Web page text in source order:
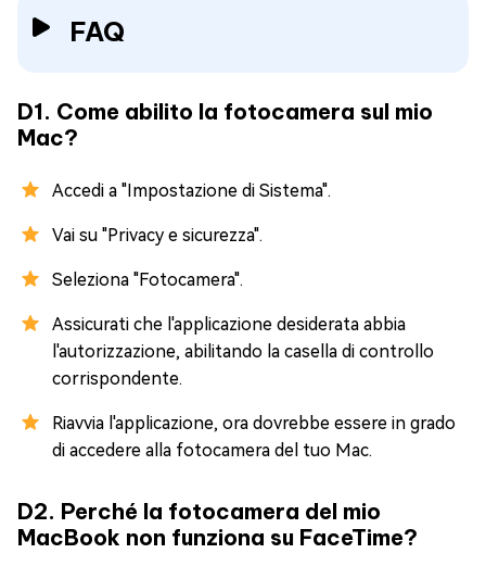
FAQ
D1. Come abilito la fotocamera sul mio
Mac?
Accedi a "Impostazione di Sistema".
Vai su "Privacy e sicurezza".
Seleziona "Fotocamera".
Assicurati che l'applicazione desiderata abbia
l'autorizzazione, abilitando la casella di controllo
corrispondente.
Riavvia l'applicazione, ora dovrebbe essere in grado
di accedere alla fotocamera del tuo Mac.
D2. Perché la fotocamera del mio
MacBook non funziona su FaceTime?